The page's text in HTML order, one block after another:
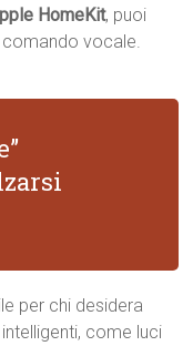
HomeKit, puoi
vocale.
per chi desidera
come luci